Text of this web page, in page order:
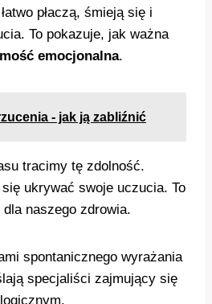
płaczą, śmieją się i
To pokazuje, jak ważna
emocjonalna.
- jak ją zabliźnić
tracimy tę zdolność.
ukrywać swoje uczucia. To
naszego zdrowia.
spontanicznego wyrażania
specjaliści zajmujący się